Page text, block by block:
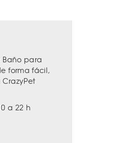
Baño para
forma fácil,
a 22 h